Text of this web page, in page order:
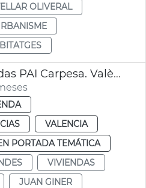
OLIVERAL
125 nuevas viviendas PAI Carpesa. València
VALENCIA
PORTADA TEMÁTICA
VIVIENDAS
JUAN GINER